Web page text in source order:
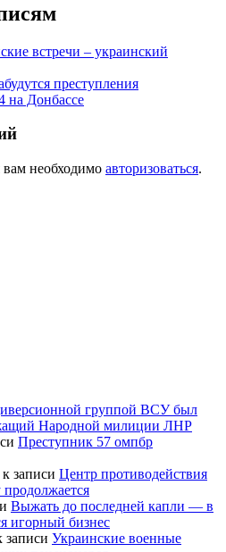
встречи – украинский
преступления
на Донбассе
необходимо авторизоваться.
группой ВСУ был
Народной милиции ЛНР
Преступник 57 омпбр
к записи Центр противодействия
Выжать до последней капли — в
игорный бизнес
записи Украинские военные